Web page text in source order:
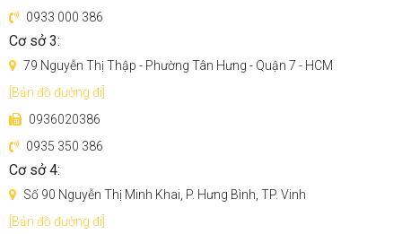
0933 000 386
Cơ sở 3:
79 Nguyễn Thị Thập - Phường Tân Hưng - Quận 7 - HCM
[Bản đồ đường đi]
0936020386
0935 350 386
Cơ sở 4:
Số 90 Nguyễn Thị Minh Khai, P. Hưng Bình, TP. Vinh
[Bản đồ đường đi]